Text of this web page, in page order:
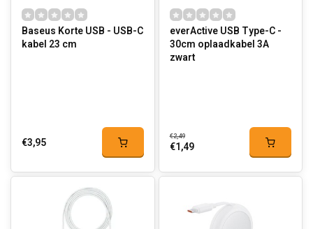
Baseus Korte USB - USB-C
kabel 23 cm
€3,95
everActive USB Type-C -
30cm oplaadkabel 3A
zwart
€2,49
€1,49